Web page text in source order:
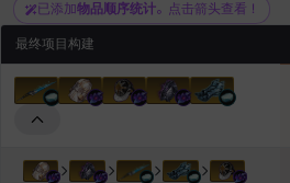
已添加物品顺序统计。点击箭头查看！
最终项目构建